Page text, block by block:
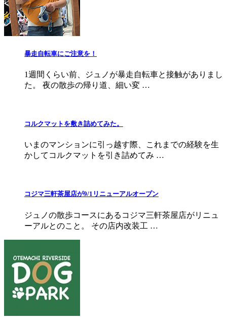
暴走自転車にご注意を！
1週間くらい前、ジュノが暴走自転車と接触がありまし
た。 夜の散歩の帰り道、細い変 …
コルクマットを敷き詰めてみた。
いまのマンションに引っ越す際、これまでの経験を生
かしてコルクマットを引き詰めてみ …
コジマ三軒茶屋店が9/1リニューアルオープン
ジュノの散歩コースにあるコジマ三軒茶屋店がリニュ
ーアルとのこと。 その店内改装工 …